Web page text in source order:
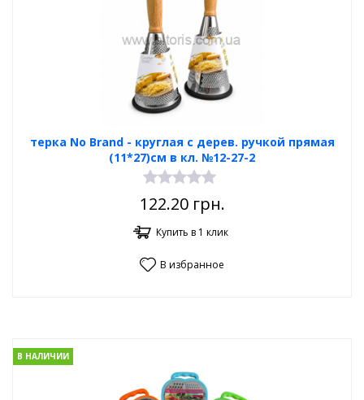
терка No Brand - круглая с дерев. ручкой прямая
(11*27)см в кл. №12-27-2
122.20грн.
Купить в 1 клик
В избранное
В НАЛИЧИИ